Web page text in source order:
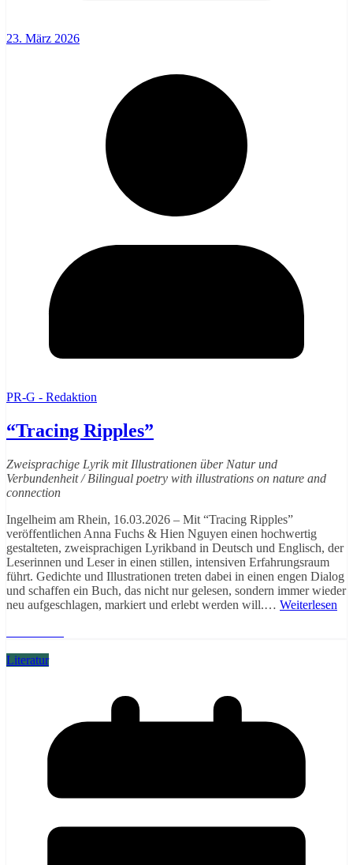
23. März 2026
PR-G - Redaktion
“Tracing Ripples”
Zweisprachige Lyrik mit Illustrationen über Natur und
Verbundenheit / Bilingual poetry with illustrations on nature and
connection
Ingelheim am Rhein, 16.03.2026 – Mit “Tracing Ripples”
veröffentlichen Anna Fuchs & Hien Nguyen einen hochwertig
gestalteten, zweisprachigen Lyrikband in Deutsch und Englisch, der
Leserinnen und Leser in einen stillen, intensiven Erfahrungsraum
führt. Gedichte und Illustrationen treten dabei in einen engen Dialog
und schaffen ein Buch, das nicht nur gelesen, sondern immer wieder
neu aufgeschlagen, markiert und erlebt werden will.… Weiterlesen
Literatur